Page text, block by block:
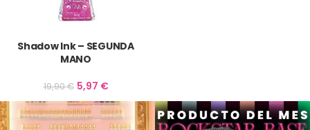
Shadow Ink – SEGUNDA
MANO
19,90€ 5,97 €